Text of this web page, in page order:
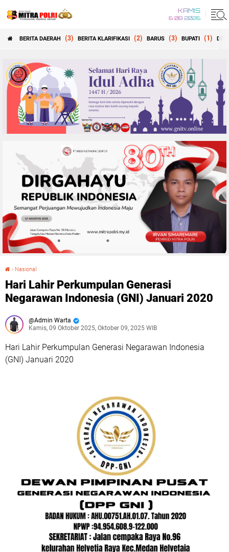
KAMIS
6 08 2026
BERITA DAERAH (3) BERITA KLARIFIKASI (2) BARUS (3) BUPATI (1)
› Nasional
Hari Lahir Perkumpulan Generasi
Negarawan Indonesia (GNI) Januari 2020
Admin Warta
Kamis, 09 Oktober 2025, Oktober 09, 2025 WIB
Hari Lahir Perkumpulan Generasi Negarawan Indonesia
(GNI) Januari 2020